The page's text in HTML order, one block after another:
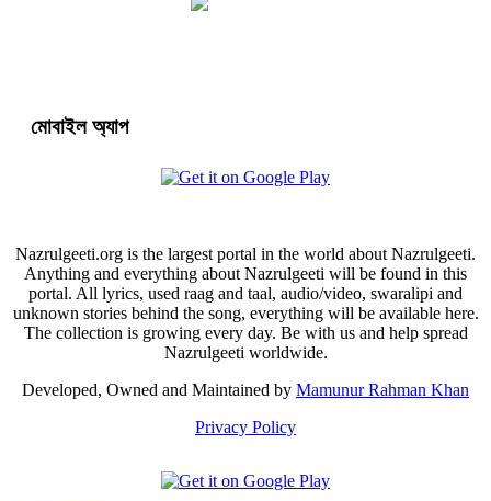
মোবাইল অ্যাপ
Nazrulgeeti.org is the largest portal in the world about Nazrulgeeti.
Anything and everything about Nazrulgeeti will be found in this
portal. All lyrics, used raag and taal, audio/video, swaralipi and
unknown stories behind the song, everything will be available here.
The collection is growing every day. Be with us and help spread
Nazrulgeeti worldwide.
Developed, Owned and Maintained by Mamunur Rahman Khan
Privacy Policy